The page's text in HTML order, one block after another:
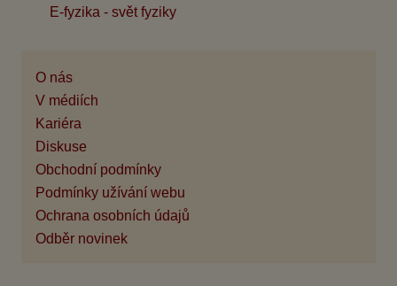
E-fyzika - svět fyziky
O nás
V médiích
Kariéra
Diskuse
Obchodní podmínky
Podmínky užívání webu
Ochrana osobních údajů
Odběr novinek